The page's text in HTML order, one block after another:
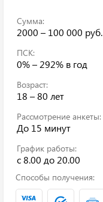
Сумма:
2000 – 100 000 руб.
ПСК:
0% – 292% в год
Возраст:
18 – 80 лет
Рассмотрение анкеты:
До 15 минут
График работы:
с 8.00 до 20.00
Способы получения: